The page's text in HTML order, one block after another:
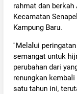
rahmat dan
Kecamatan
Kampung Baru.
''Melalui
semangat untuk
perubahan dari
renungkan
satu tahun ini,